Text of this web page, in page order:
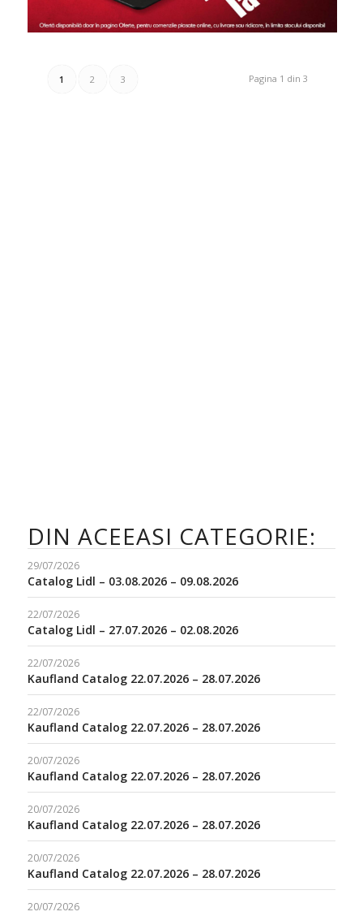
Pagina 1 din 3
1 2 3
DIN ACEEASI CATEGORIE:
29/07/2026
Catalog Lidl – 03.08.2026 – 09.08.2026
22/07/2026
Catalog Lidl – 27.07.2026 – 02.08.2026
22/07/2026
Kaufland Catalog 22.07.2026 – 28.07.2026
22/07/2026
Kaufland Catalog 22.07.2026 – 28.07.2026
20/07/2026
Kaufland Catalog 22.07.2026 – 28.07.2026
20/07/2026
Kaufland Catalog 22.07.2026 – 28.07.2026
20/07/2026
Kaufland Catalog 22.07.2026 – 28.07.2026
20/07/2026